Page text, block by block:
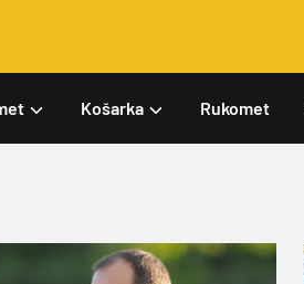
Košarka Rukomet